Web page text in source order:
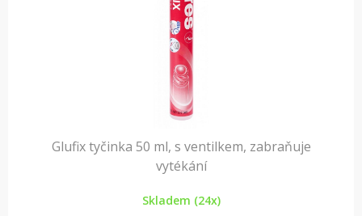
Glufix tyčinka 50 ml, s ventilkem, zabraňuje
vytékání
Skladem (24x)